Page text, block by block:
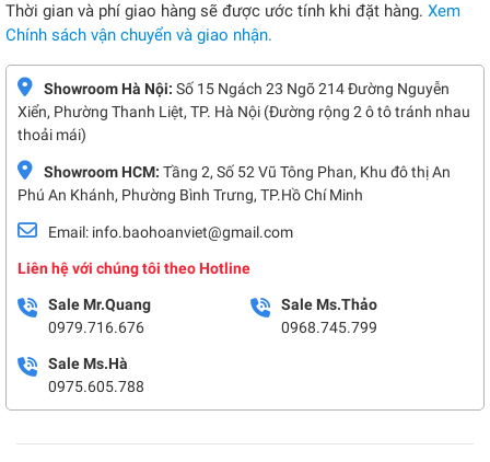
Thời gian và phí giao hàng sẽ được ước tính khi đặt hàng. Xem
Chính sách vận chuyển và giao nhận.
Showroom Hà Nội: Số 15 Ngách 23 Ngõ 214 Đường Nguyễn
Xiển, Phường Thanh Liệt, TP. Hà Nội (Đường rộng 2 ô tô tránh nhau
thoải mái)
Showroom HCM: Tầng 2, Số 52 Vũ Tông Phan, Khu đô thị An
Phú An Khánh, Phường Bình Trưng, TP.Hồ Chí Minh
Email: info.baohoanviet@gmail.com
Liên hệ với chúng tôi theo Hotline
Sale Mr.Quang
0979.716.676
Sale Ms.Thảo
0968.745.799
Sale Ms.Hà
0975.605.788